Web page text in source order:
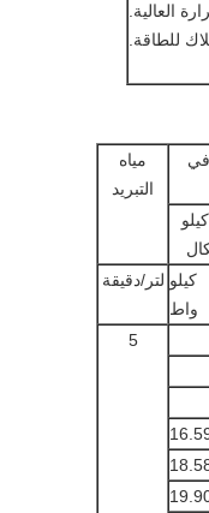
العالية.
في
مياه
التبريد
100 كيلو
كيلو
واط
لتر/دقيقة
5